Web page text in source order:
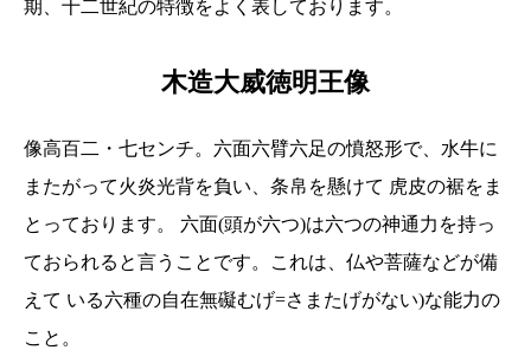
期、十二世紀の特徴をよく表しております。
木造大威徳明王像
像高百二・七センチ。六面六臂六足の憤怒形で、水牛に
またがって火炎光背を負い、条帛を懸けて 虎皮の裾をま
とっております。 六面(頭が六つ)は六つの神通力を持っ
ておられると言うことです。これは、仏や菩薩などが備
えて いる六種の自在無礙むげ=さまたげがない)な能力の
こと。